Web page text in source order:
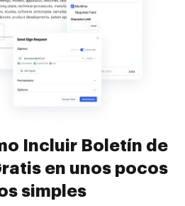
Incluir Boletín de
en unos pocos
simples